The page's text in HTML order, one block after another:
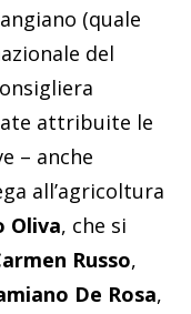
(quale
del
attribuite le
– anche
all’agricoltura
Oliva, che si
Russo,
De Rosa,